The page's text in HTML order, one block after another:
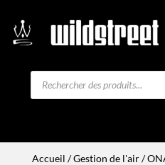
Recherche
Accueil /Gestion de l'air/